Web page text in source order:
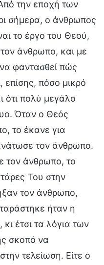
την εποχή των
σήμερα, ο άνθρωπος
το έργο του Θεού,
τον άνθρωπο, και με
φαντασθεί πώς
επίσης, πόσο μικρό
ότι πολύ μεγάλο
Όταν ο Θεός
το έκανε για
τον άνθρωπο.
τον άνθρωπο, το
Του στην
τον άνθρωπο,
ήταν η
έτσι τα λόγια των
σκοπό να
τελείωση. Είτε ο